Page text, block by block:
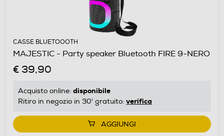
CASSE BLUETOOOTH
MAJESTIC - Party speaker Bluetooth FIRE 9-NERO
€ 39,90
Acquisto online: disponibile
Ritiro in negozio in 30' gratuito: verifica
AGGIUNGI